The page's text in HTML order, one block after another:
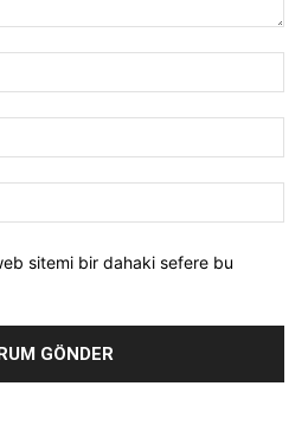
sitemi bir dahaki sefere bu